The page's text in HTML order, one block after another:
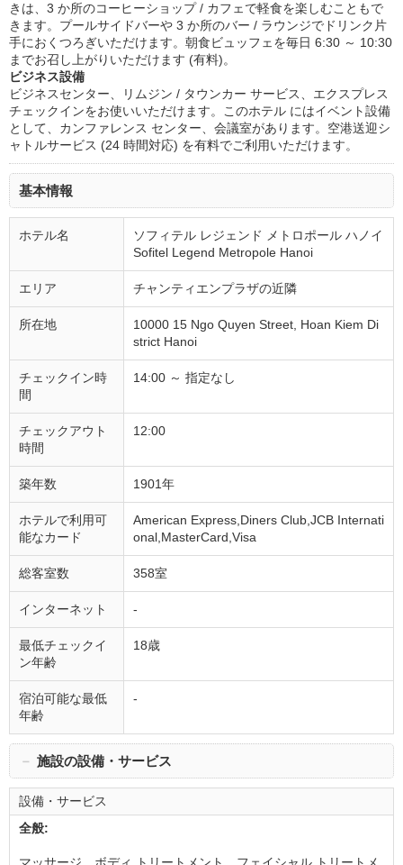
きは、3 か所のコーヒーショップ / カフェで軽食を楽しむこともで
きます。プールサイドバーや 3 か所のバー / ラウンジでドリンク片
手におくつろぎいただけます。朝食ビュッフェを毎日 6:30 ～ 10:30
までお召し上がりいただけます (有料)。
ビジネス設備
ビジネスセンター、リムジン / タウンカー サービス、エクスプレス
チェックインをお使いいただけます。このホテル にはイベント設備
として、カンファレンス センター、会議室があります。空港送迎シ
ャトルサービス (24 時間対応) を有料でご利用いただけます。
基本情報
ホテル名
ソフィテル レジェンド メトロポール ハノイ
Sofitel Legend Metropole Hanoi
エリア チャンティエンプラザの近隣
所在地
10000 15 Ngo Quyen Street, Hoan Kiem Di
strict Hanoi
チェックイン時
間
14:00 ～ 指定なし
チェックアウト
時間
12:00
築年数 1901年
ホテルで利用可
能なカード
American Express,Diners Club,JCB Internati
onal,MasterCard,Visa
総客室数 358室
インターネット -
最低チェックイ
ン年齢
18歳
宿泊可能な最低
年齢
-
－ 施設の設備・サービス
設備・サービス
全般: